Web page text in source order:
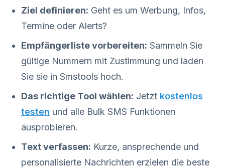
Ziel definieren: Geht es um Werbung, Infos,
Termine oder Alerts?
Empfängerliste vorbereiten: Sammeln Sie
gültige Nummern mit Zustimmung und laden
Sie sie in Smstools hoch.
Das richtige Tool wählen: Jetzt kostenlos
testen und alle Bulk SMS Funktionen
ausprobieren.
Text verfassen: Kurze, ansprechende und
personalisierte Nachrichten erzielen die beste